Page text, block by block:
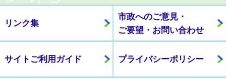
リンク集
市政へのご意見・
ご要望・お問い合わせ
サイトご利用ガイド プライバシーポリシー